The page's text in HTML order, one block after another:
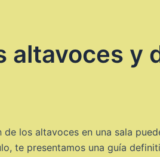
altavoces y
los altavoces en una sala
te presentamos una guía